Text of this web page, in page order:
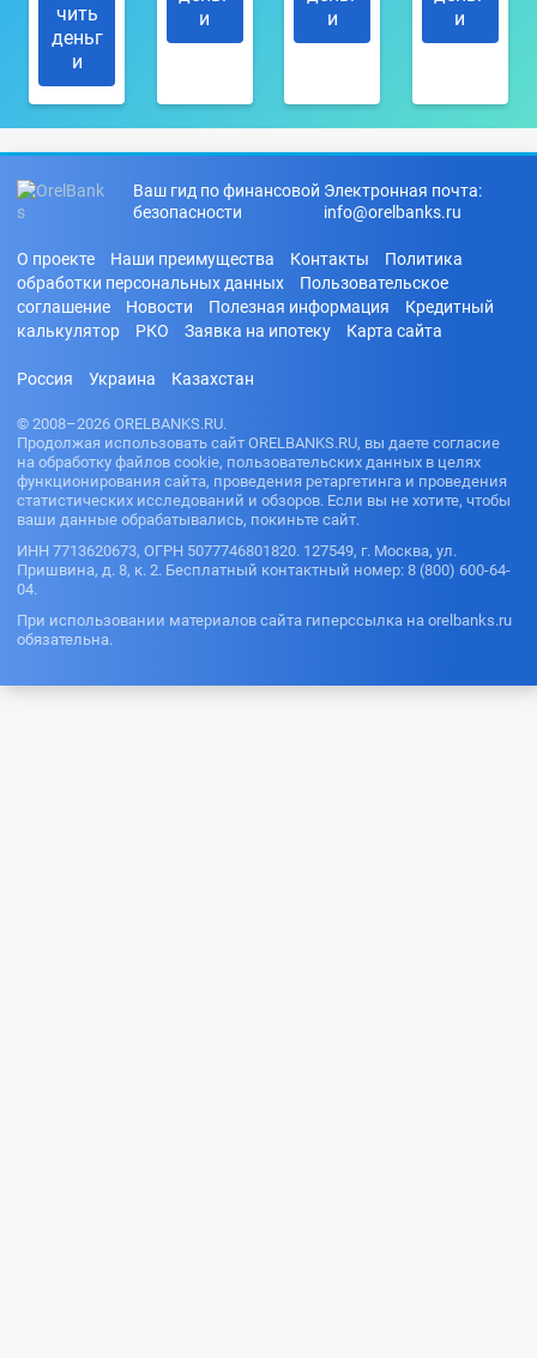
чить
деньг
и
и
и
и
Ваш гид по финансовой
безопасности
Электронная почта:
info@orelbanks.ru
О проекте Наши преимущества Контакты
Политика
обработки персональных данных
Пользовательское
соглашение
Новости Полезная информация
Кредитный
калькулятор
РКО Заявка на ипотеку Карта сайта
Россия Украина Казахстан
© 2008–2026 ORELBANKS.RU.
Продолжая использовать сайт ORELBANKS.RU, вы даете согласие
на обработку файлов cookie, пользовательских данных в целях
функционирования сайта, проведения ретаргетинга и проведения
статистических исследований и обзоров. Если вы не хотите, чтобы
ваши данные обрабатывались, покиньте сайт.
ИНН 7713620673, ОГРН 5077746801820. 127549, г. Москва, ул.
Пришвина, д. 8, к. 2. Бесплатный контактный номер: 8 (800) 600-64-
04.
При использовании материалов сайта гиперссылка на orelbanks.ru
обязательна.